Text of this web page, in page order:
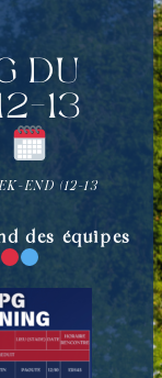
du
13
END (12-13
des équipes